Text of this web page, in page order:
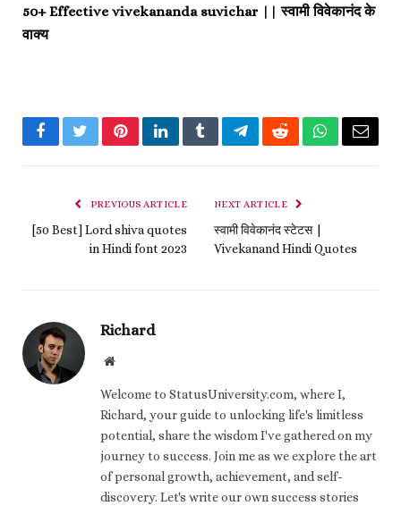
50+ Effective vivekananda suvichar || स्वामी विवेकानंद के
वाक्य
FacebookTwitterPinterestLinkedInTumblrTelegramRedditWhatsApp
Email
PREVIOUS ARTICLE
[50 Best] Lord shiva quotes
in Hindi font 2023
NEXT ARTICLE
स्वामी विवेकानंद स्टेटस |
Vivekanand Hindi Quotes
Richard
Website
Welcome to StatusUniversity.com, where I,
Richard, your guide to unlocking life's limitless
potential, share the wisdom I've gathered on my
journey to success. Join me as we explore the art
of personal growth, achievement, and self-
discovery. Let's write our own success stories